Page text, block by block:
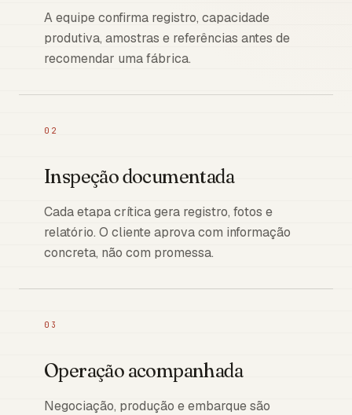
A equipe confirma registro, capacidade
produtiva, amostras e referências antes de
recomendar uma fábrica.
02
Inspeção documentada
Cada etapa crítica gera registro, fotos e
relatório. O cliente aprova com informação
concreta, não com promessa.
03
Operação acompanhada
Negociação, produção e embarque são